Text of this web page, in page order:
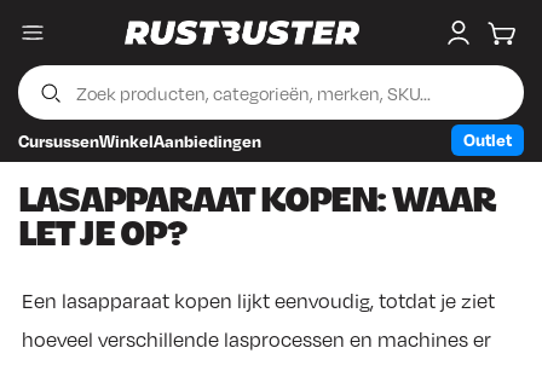
Skip to content
Skip to footer
Menu My
CursussenWinkelAanbiedingen Outlet
LASAPPARAAT KOPEN: WAAR
LET JE OP?
Een lasapparaat kopen lijkt eenvoudig, totdat je ziet
hoeveel verschillende lasprocessen en machines er